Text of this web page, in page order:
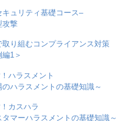
キュリティ基礎コース–
攻撃
取り組むコンプライアンス対策
編1＞
ハラスメント
のハラスメントの基礎知識～
カスハラ
タマーハラスメントの基礎知識～